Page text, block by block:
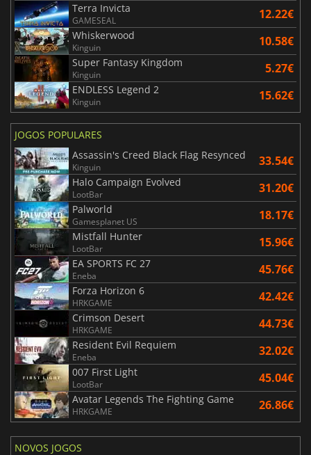
Terra Invicta
GAMESEAL 12.22€
Whiskerwood
Kinguin 10.58€
Super Fantasy Kingdom
Kinguin 5.27€
ENDLESS Legend 2
Kinguin 15.62€
JOGOS POPULARES
Assassin's Creed Black Flag Resynced
Kinguin 33.54€
Halo Campaign Evolved
LootBar 31.20€
Palworld
Gamesplanet US 18.17€
Mistfall Hunter
LootBar 15.96€
EA SPORTS FC 27
Eneba 45.76€
Forza Horizon 6
HRKGAME 42.42€
Crimson Desert
HRKGAME 44.73€
Resident Evil Requiem
Eneba 32.02€
007 First Light
LootBar 45.04€
Avatar Legends The Fighting Game
HRKGAME 26.86€
NOVOS JOGOS